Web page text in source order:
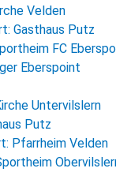
Velden
Gasthaus Putz
FC
Eberspoint
Untervilslern
Putz
Pfarrheim Velden